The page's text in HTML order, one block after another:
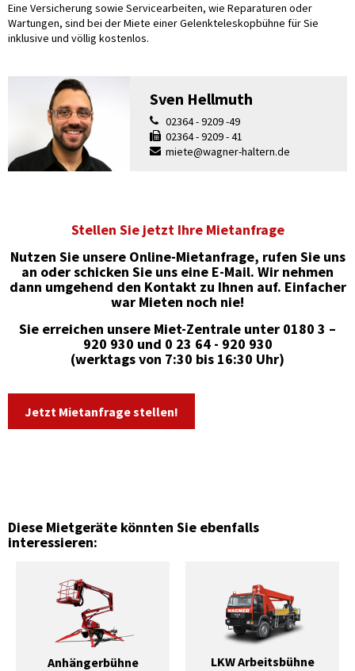
Eine Versicherung sowie Servicearbeiten, wie Reparaturen oder
Wartungen, sind bei der Miete einer Gelenkteleskopbühne für Sie
inklusive und völlig kostenlos.
Sven Hellmuth
02364 - 9209 -49
02364 - 9209 - 41
miete@wagner-haltern.de
Stellen Sie jetzt Ihre Mietanfrage
Nutzen Sie unsere Online-Mietanfrage, rufen Sie uns
an oder schicken Sie uns eine E-Mail. Wir nehmen
dann umgehend den Kontakt zu Ihnen auf. Einfacher
war Mieten noch nie!
Sie erreichen unsere Miet-Zentrale unter 0180 3 –
920 930 und 0 23 64 - 920 930
(werktags von 7:30 bis 16:30 Uhr)
Jetzt Mietanfrage stellen!
Diese Mietgeräte könnten Sie ebenfalls
interessieren:
Anhängerbühne LKW Arbeitsbühne